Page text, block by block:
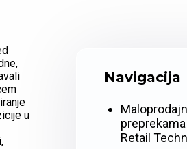
u
Navigacija
Retail